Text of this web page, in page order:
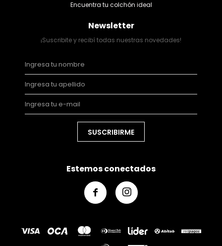
Encuentra tu colchón ideal
Newsletter
¡Suscribite y recibí todas nuestras novedades!
SUSCRIBIRME
Estemos conectados
 